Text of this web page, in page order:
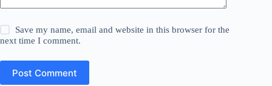
Save my name, email and website in this browser for the
next time I comment.
Post Comment